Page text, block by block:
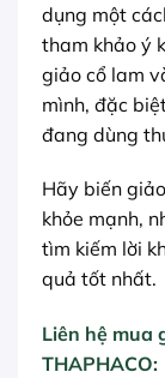
dụng một
tham khảo ý
giảo cổ lam
mình, đặc
đang dùng
Hãy biến
khỏe mạnh,
tìm kiếm lời
quả tốt nhất.
Liên hệ mua
THAPHACO: